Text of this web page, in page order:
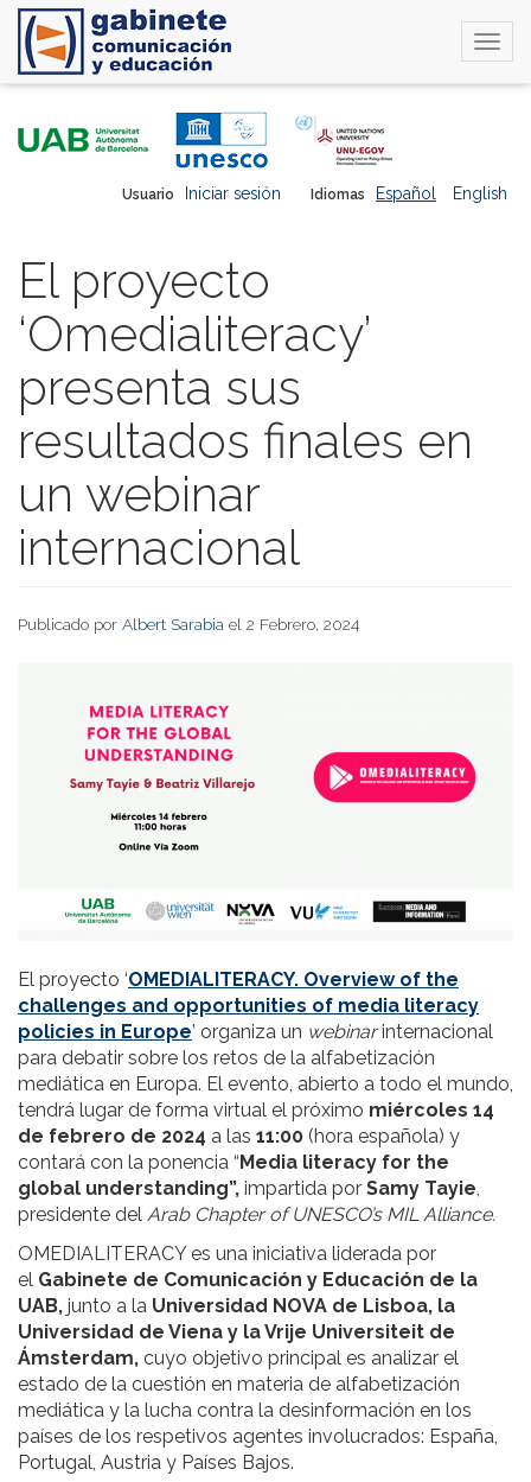
Idiomas Español English
Usuario Iniciar sesión
El proyecto
‘Omedialiteracy’
presenta sus
resultados finales en
un webinar
internacional
Publicado por Albert Sarabia el 2 Febrero, 2024
El proyecto ‘OMEDIALITERACY. Overview of the
challenges and opportunities of media literacy
policies in Europe’ organiza un webinarinternacional
para debatir sobre los retos de la alfabetización
mediática en Europa. El evento, abierto a todo el mundo,
tendrá lugar de forma virtual el próximo miércoles 14
de febrero de 2024 a las 11:00 (hora española) y
contará con la ponencia “ Media literacy for the
global understanding”, impartida por Samy Tayie,
presidente del Arab Chapter of UNESCO’s MIL Alliance.
OMEDIALITERACY es una iniciativa liderada por
el Gabinete de Comunicación y Educación de la
UAB, junto a la Universidad NOVA de Lisboa, la
Universidad de Viena y la Vrije Universiteit de
Ámsterdam, cuyo objetivo principal es analizar el
estado de la cuestión en materia de alfabetización
mediática y la lucha contra la desinformación en los
países de los respetivos agentes involucrados: España,
Portugal, Austria y Países Bajos.